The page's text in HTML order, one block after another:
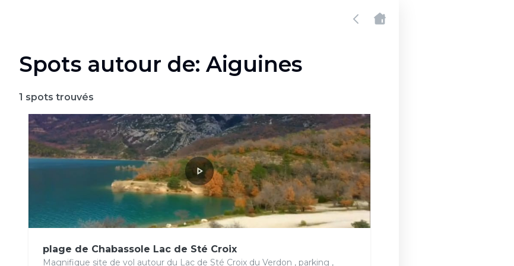
Spots autour de: Aiguines
1 spots trouvés
plage de Chabassole Lac de Sté Croix
Magnifique site de vol autour du Lac de Sté Croix du Verdon , parking ,